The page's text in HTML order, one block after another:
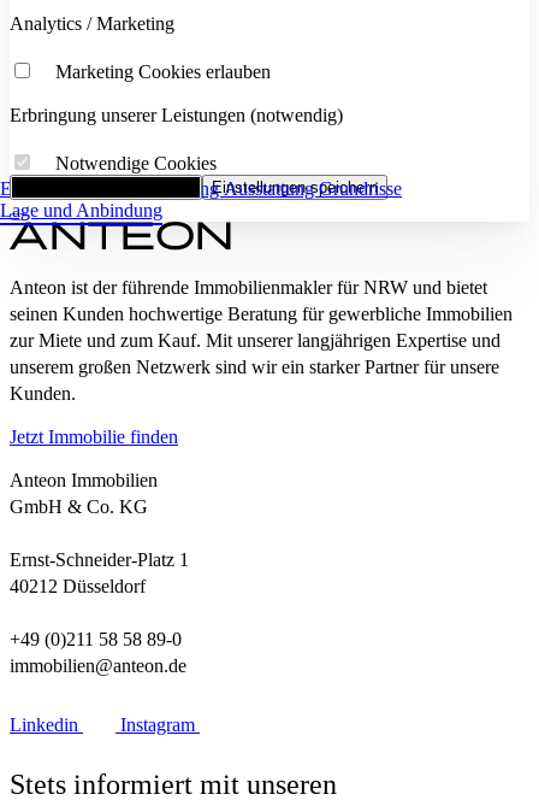
Eckdaten FlächenaufstellungAusstattungGrundrisse
Lage und Anbindung
Analytics / Marketing
Marketing Cookies erlauben
Erbringung unserer Leistungen (notwendig)
Notwendige Cookies
Einstellungen speichern
Anteon ist der führende Immobilienmakler für NRW und bietet
seinen Kunden hochwertige Beratung für gewerbliche Immobilien
zur Miete und zum Kauf. Mit unserer langjährigen Expertise und
unserem großen Netzwerk sind wir ein starker Partner für unsere
Kunden.
Jetzt Immobilie finden
Anteon Immobilien
GmbH & Co. KG
Ernst-Schneider-Platz 1
40212 Düsseldorf
+49 (0)211 58 58 89-0
immobilien@anteon.de
Linkedin Instagram
Stets informiert mit unseren